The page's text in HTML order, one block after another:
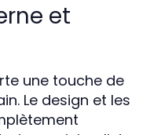
et
une touche de
Le design et les